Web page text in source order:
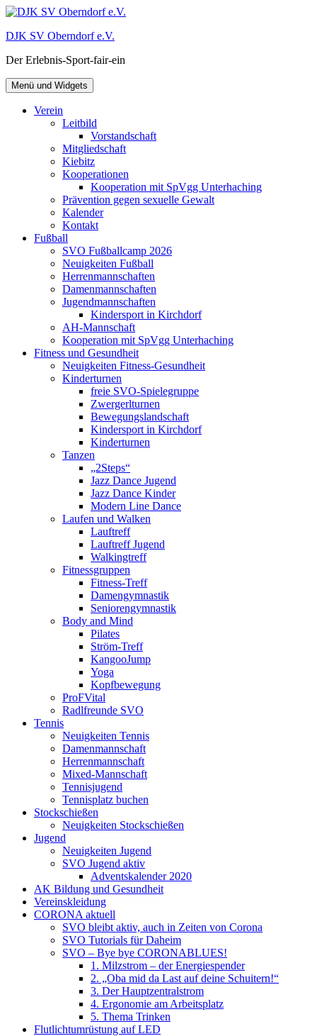
Zum
springen
DJK SV Oberndorf e.V.
Der Erlebnis-Sport-fair-ein
Menü und Widgets
Verein
Leitbild
Vorstandschaft
Mitgliedschaft
Kiebitz
Kooperationen
Kooperation mit SpVgg Unterhaching
Prävention gegen sexuelle Gewalt
Kalender
Kontakt
Fußball
SVO Fußballcamp 2026
Neuigkeiten Fußball
Herrenmannschaften
Damenmannschaften
Jugendmannschaften
Kindersport in Kirchdorf
AH-Mannschaft
Kooperation mit SpVgg Unterhaching
Fitness und Gesundheit
Neuigkeiten Fitness-Gesundheit
Kinderturnen
freie SVO-Spielegruppe
Zwergerlturnen
Bewegungslandschaft
Kindersport in Kirchdorf
Kinderturnen
Tanzen
„2Steps“
Jazz Dance Jugend
Jazz Dance Kinder
Modern Line Dance
Laufen und Walken
Lauftreff
Lauftreff Jugend
Walkingtreff
Fitnessgruppen
Fitness-Treff
Damengymnastik
Seniorengymnastik
Body and Mind
Pilates
Ström-Treff
KangooJump
Yoga
Kopfbewegung
ProFVital
Radlfreunde SVO
Tennis
Neuigkeiten Tennis
Damenmannschaft
Herrenmannschaft
Mixed-Mannschaft
Tennisjugend
Tennisplatz buchen
Stockschießen
Neuigkeiten Stockschießen
Jugend
Neuigkeiten Jugend
SVO Jugend aktiv
Adventskalender 2020
AK Bildung und Gesundheit
Vereinskleidung
CORONA aktuell
SVO bleibt aktiv, auch in Zeiten von Corona
SVO Tutorials für Daheim
SVO – Bye bye CORONABLUES!
1. Milzstrom – der Energiespender
2. „Oba mid da Last auf deine Schuitern!“
3. Der Hauptzentralstrom
4. Ergonomie am Arbeitsplatz
5. Thema Trinken
Flutlichtumrüstung auf LED